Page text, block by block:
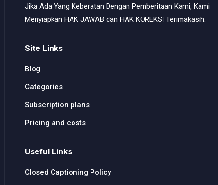
Jika Ada Yang Keberatan Dengan Pemberitaan Kami, Kami
Menyiapkan HAK JAWAB dan HAK KOREKSI Terimakasih.
Site Links
Blog
Categories
Subscription plans
Pricing and costs
Useful Links
Closed Captioning Policy